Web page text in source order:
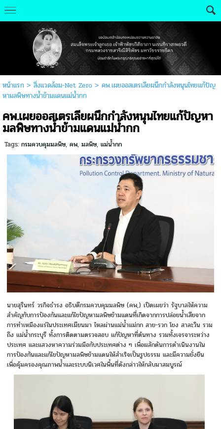
หน้าแรก> สิ่งแวดล้อม-Net Zero> คพ.เผยออสเตรเลียผนึกกำลังหนุนไทยแก้ปัญ
หามลพิษทางน้ำข้ามแดนแม่น้ำกก
คพ.เผยออสเตรเลียผนึกกำลังหนุนไทยแก้ปัญหา
มลพิษทางน้ำข้ามแดนแม่น้ำกก
Tags: กรมควบคุมมลพิษ, คพ, มลพิษ, แม่น้ำกก
นายสุรินทร์ วรกิจธำรง อธิบดีกรมควบคุมมลพิษ (คพ,) เปิดเผยว่า รัฐบาลให้ความ
สำคัญกับการป้องกันและแก้ไขปัญหามลพิษข้ามแดนที่เกิดจากการปล่อยน้ำเสียจาก
การทำเหมืองแร่ในประเทศเมียนมา ไหลผ่านแม่น้ำแม่กก สาย-รวก โขง สาละวิน รวม
ถึง แม่น้ำกระบุรี ทั้งการติดตามตรวจสอบ แก้ปัญหาที่ต้นทาง รวมทั้งเจรจาระหว่าง
ประเทศ และแสวงหาความร่วมมือกับประเทศต่าง ๆ เพื่อผลักดันการดำเนินงานใน
การป้องกันและแก้ไขปัญหามลพิษข้ามแดนให้สำเร็จเป็นรูปธรรม และมีความยั่งยืน
เพื่อคุ้มครองคุณภาพน้ำและระบบนิเวศในพื้นที่ดังกล่าวให้กลับมาสมบูรณ์